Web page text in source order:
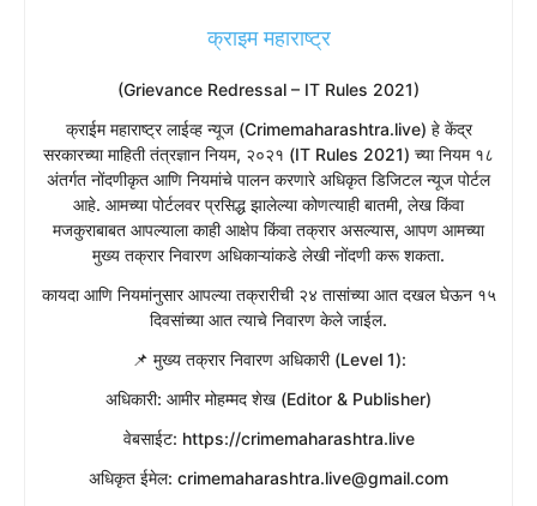
क्राइम महाराष्ट्र
(Grievance Redressal – IT Rules 2021)
​क्राईम महाराष्ट्र लाईव्ह न्यूज (Crimemaharashtra.live) हे केंद्र
सरकारच्या माहिती तंत्रज्ञान नियम, २०२१ (IT Rules 2021) च्या नियम १८
अंतर्गत नोंदणीकृत आणि नियमांचे पालन करणारे अधिकृत डिजिटल न्यूज पोर्टल
आहे. आमच्या पोर्टलवर प्रसिद्ध झालेल्या कोणत्याही बातमी, लेख किंवा
मजकुराबाबत आपल्याला काही आक्षेप किंवा तक्रार असल्यास, आपण आमच्या
मुख्य तक्रार निवारण अधिकाऱ्यांकडे लेखी नोंदणी करू शकता.
​कायदा आणि नियमांनुसार आपल्या तक्रारीची २४ तासांच्या आत दखल घेऊन १५
दिवसांच्या आत त्याचे निवारण केले जाईल.
​📌 मुख्य तक्रार निवारण अधिकारी (Level 1):
​अधिकारी: आमीर मोहम्मद शेख (Editor & Publisher)
​वेबसाईट: https://crimemaharashtra.live
​अधिकृत ईमेल: crimemaharashtra.live@gmail.com